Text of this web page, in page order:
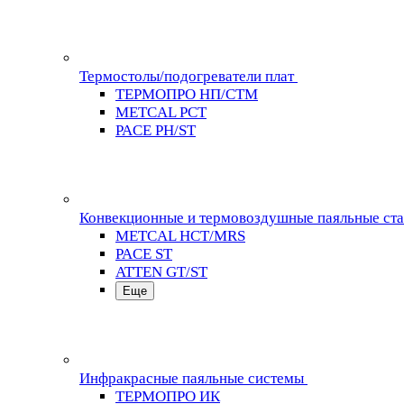
Термостолы/подогреватели плат
ТЕРМОПРО НП/СТМ
METCAL PCT
PACE PH/ST
Конвекционные и термовоздушные паяльные
METCAL HCT/MRS
PACE ST
ATTEN GT/ST
Еще
Инфракрасные паяльные системы
ТЕРМОПРО ИК